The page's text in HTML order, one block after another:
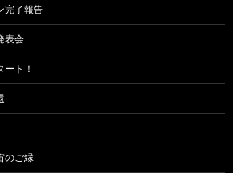
完了報告
表会
ト！
のご縁